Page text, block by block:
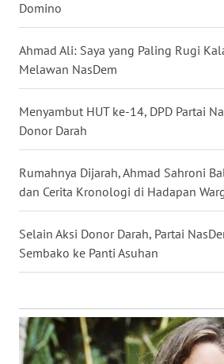
Domino
Ahmad Ali: Saya yang Paling Rugi
Melawan NasDem
Menyambut HUT ke-14, DPD Partai
Donor Darah
Rumahnya Dijarah, Ahmad Sahroni
dan Cerita Kronologi di Hadapan
Selain Aksi Donor Darah, Partai
Sembako ke Panti Asuhan
LAMPUNG
WN
JATENG
WN
NUSANTARA
WN
JOGJA
JATIM
WN